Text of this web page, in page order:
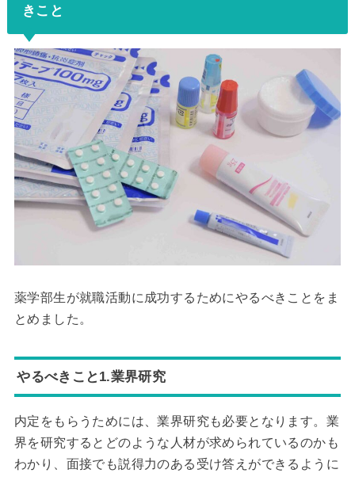
きこと
薬学部生が就職活動に成功するためにやるべきことをま
とめました。
やるべきこと1.業界研究
内定をもらうためには、業界研究も必要となります。業
界を研究するとどのような人材が求められているのかも
わかり、面接でも説得力のある受け答えができるように